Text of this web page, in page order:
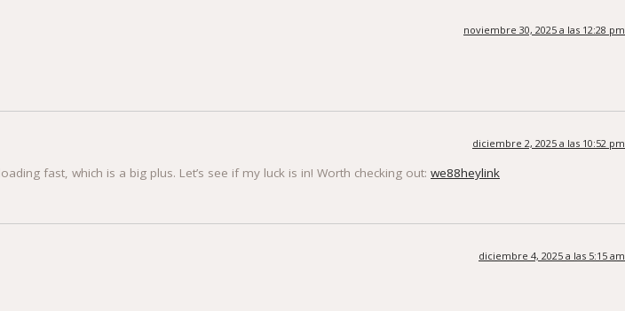
noviembre 30, 2025 a las 12:28 pm
diciembre 2, 2025 a las 10:52 pm
fast, which is a big plus. Let’s see if my luck is in! Worth checking out: we88heylink
diciembre 4, 2025 a las 5:15 am